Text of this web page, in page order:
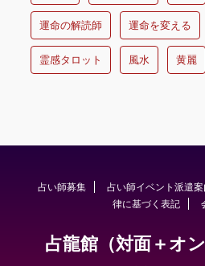
運命の解読師 運命を変える
霊感タロット 風水 黄麗
占い師募集 占い師イベント派遣案
律に基づく表記
占龍館（対面＋オ